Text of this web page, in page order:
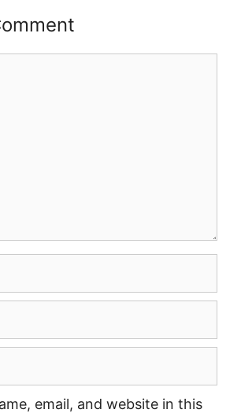
email, and website in this